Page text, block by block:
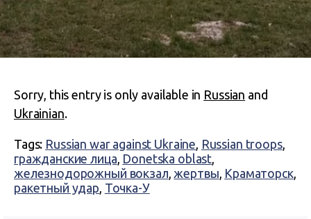
Sorry, this entry is only available in Russian and
Ukrainian.
Tags: Russian war against Ukraine, Russian troops,
гражданские лица, Donetska oblast,
железнодорожный вокзал, жертвы, Краматорск,
ракетный удар, Точка-У